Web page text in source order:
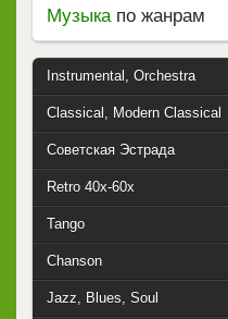
Музыкапо жанрам
Instrumental, Orchestra
Classical, Modern Classical
Советская Эстрада
Retro 40x-60x
Tango
Chanson
Jazz, Blues, Soul